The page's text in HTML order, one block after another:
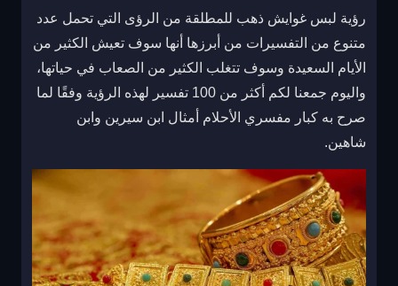
رؤية لبس غوايش ذهب للمطلقة من الرؤى التي تحمل عدد
متنوع من التفسيرات من أبرزها أنها سوف تعيش الكثير من
الأيام السعيدة وسوف تتغلب الكثير من الصعاب في حياتها،
واليوم جمعنا لكم أكثر من 100 تفسير لهذه الرؤية وفقًا لما
صرح به كبار مفسري الأحلام أمثال ابن سيرين وابن
شاهين.